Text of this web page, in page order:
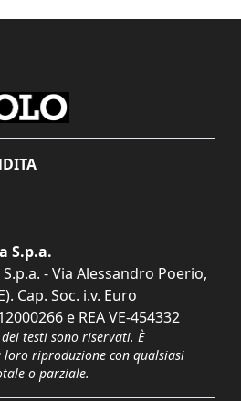
S.p.a.
- Via Alessandro Poerio,
Cap. Soc. i.v. Euro
e REA VE-454332
testi sono riservati. È
loro riproduzione con qualsiasi
o parziale.